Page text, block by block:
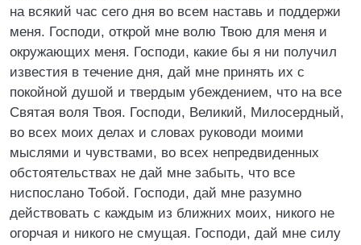
на всякий час сего дня во всем наставь и поддержи
меня. Господи, открой мне волю Твою для меня и
окружающих меня. Господи, какие бы я ни получил
известия в течение дня, дай мне принять их с
покойной душой и твердым убеждением, что на все
Святая воля Твоя. Господи, Великий, Милосердный,
во всех моих делах и словах руководи моими
мыслями и чувствами, во всех непредвиденных
обстоятельствах не дай мне забыть, что все
ниспослано Тобой. Господи, дай мне разумно
действовать с каждым из ближних моих, никого не
огорчая и никого не смущая. Господи, дай мне силу